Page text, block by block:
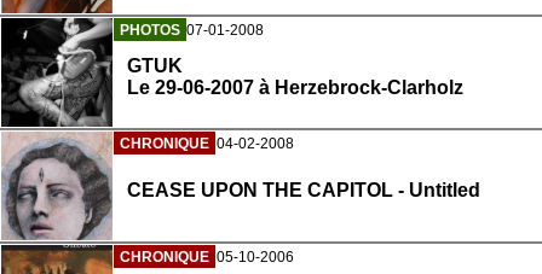
PHOTOS 07-01-2008
GTUK
Le 29-06-2007 à Herzebrock-Clarholz
CHRONIQUE 04-02-2008
CEASE UPON THE CAPITOL - Untitled
CHRONIQUE 05-10-2006